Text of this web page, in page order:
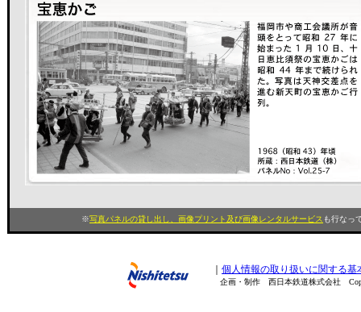
※写真パネルの貸し出し、画像プリント及び画像レンタルサービス も行なっ
個人情報の取り扱いに関する基
企画・制作 西日本鉄道株式会社